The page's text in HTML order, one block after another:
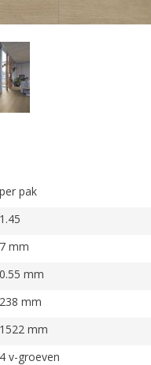
per pak
1.45
7 mm
0.55 mm
238 mm
1522 mm
4 v-groeven